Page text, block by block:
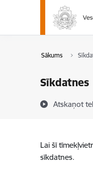
Pāriet uz lapas saturu
Sākums
Sīkdatnes
Atskaņot
Lai šī
sīkdatnes.